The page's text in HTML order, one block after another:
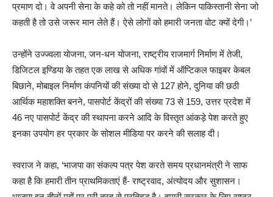
प्रमाण दो। वे अपनी सेना के कहे को तो नहीं मानते। लेकिन पाकिस्तानी सेना जो
कहती है तो उसे जरूर मान लेते हैं। ऐसे लोगों को हमारी जनता वोट क्यों देगी।’
उन्होंने उज्ज्वला योजना, जन-धन योजना, राष्ट्रीय राजमार्ग निर्माण में तेजी,
डिजिटल इण्डिया के तहत एक लाख से अधिक गांवों में ऑप्टिकल फाइबर केबल
बिछाने, मोबाइल निर्माण कंपनियों की संख्या दो से 127 होने, दुनिया की छठी
आर्थिक महाशक्ति बनने, पासपोर्ट केंद्रों की संख्या 73 से 159, उत्तर प्रदेश में
46 नए पासपोर्ट केंद्र की स्थापना करने आदि के विस्तृत आंकड़े पेश करते हुए
इनका उपयोग हर प्रकार के सोशल मीडिया पर करने की सलाह दी।
स्वराज ने कहा, ‘भाजपा का संकल्प पत्र पेश करते समय प्रधानमंत्री ने साफ
कहा है कि हमारी तीन प्राथमिकताएं हैं- राष्ट्रवाद, अंत्योदय और सुशासन।